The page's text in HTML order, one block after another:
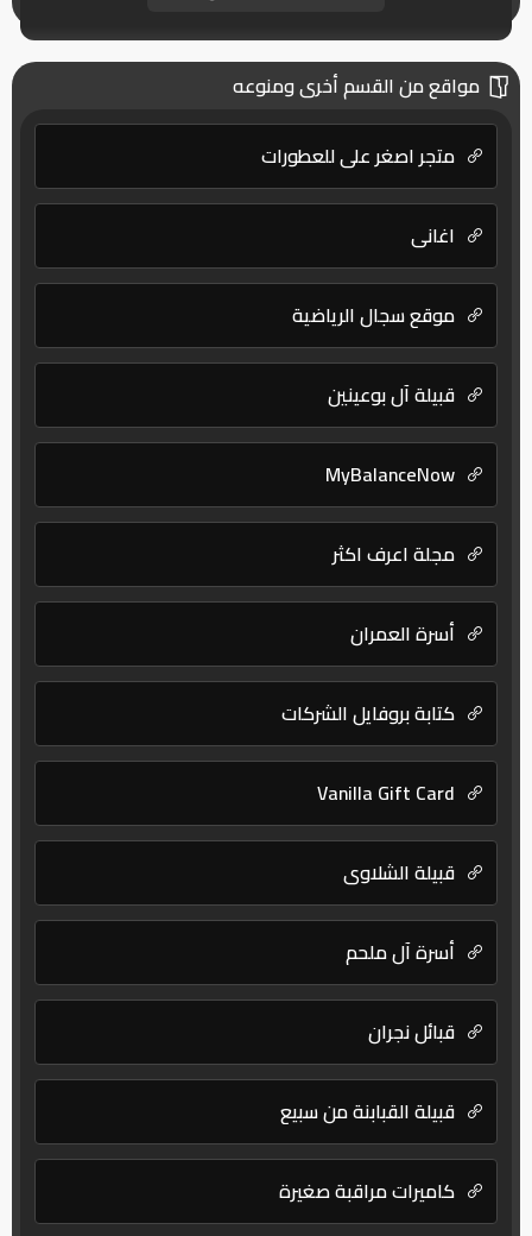
مواقع من القسم أخرى ومنوعه
متجر اصغر علي للعطورات
اغانى
موقع سجال الرياضية
قبيلة آل بوعينين
MyBalanceNow
مجلة اعرف اكثر
أسرة العمران
كتابة بروفايل الشركات
Vanilla Gift Card
قبيلة الشلاوى
أسرة آل ملحم
قبائل نجران
قبيلة القبابنة من سبيع
كاميرات مراقبة صغيرة